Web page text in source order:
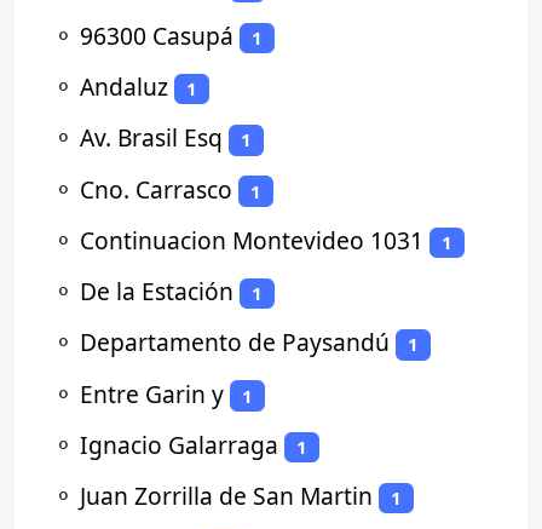
⚬ 96300 Casupá 1
⚬ Andaluz 1
⚬ Av. Brasil Esq 1
⚬ Cno. Carrasco 1
⚬ Continuacion Montevideo 1031 1
⚬ De la Estación 1
⚬ Departamento de Paysandú 1
⚬ Entre Garin y 1
⚬ Ignacio Galarraga 1
⚬ Juan Zorrilla de San Martin 1